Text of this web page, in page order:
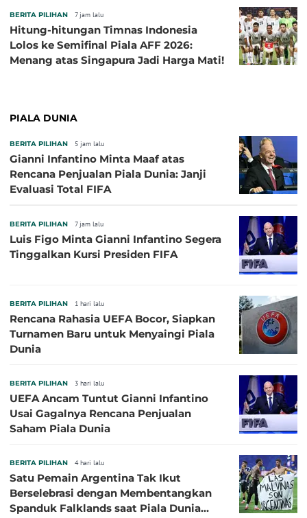
BERITA PILIHAN 7 jam lalu
Hitung-hitungan Timnas Indonesia
Lolos ke Semifinal Piala AFF 2026:
Menang atas Singapura Jadi Harga Mati!
PIALA DUNIA
BERITA PILIHAN 5 jam lalu
Gianni Infantino Minta Maaf atas
Rencana Penjualan Piala Dunia: Janji
Evaluasi Total FIFA
BERITA PILIHAN 7 jam lalu
Luis Figo Minta Gianni Infantino Segera
Tinggalkan Kursi Presiden FIFA
BERITA PILIHAN 1 hari lalu
Rencana Rahasia UEFA Bocor, Siapkan
Turnamen Baru untuk Menyaingi Piala
Dunia
BERITA PILIHAN 3 hari lalu
UEFA Ancam Tuntut Gianni Infantino
Usai Gagalnya Rencana Penjualan
Saham Piala Dunia
BERITA PILIHAN 4 hari lalu
Satu Pemain Argentina Tak Ikut
Berselebrasi dengan Membentangkan
Spanduk Falklands saat Piala Dunia